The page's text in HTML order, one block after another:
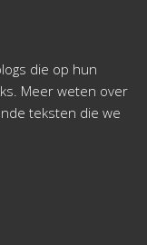
die op hun
Meer weten over
teksten die we